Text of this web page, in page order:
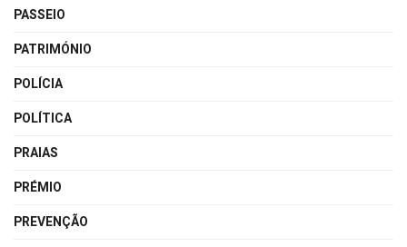
PASSEIO
PATRIMÓNIO
POLÍCIA
POLÍTICA
PRAIAS
PRÉMIO
PREVENÇÃO